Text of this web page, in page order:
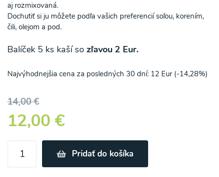
aj rozmixovaná.
Dochutiť si ju môžete podľa vašich preferencií soľou, korením,
čili, olejom a pod.
Balíček 5 ks kaší so zľavou 2 Eur.
Najvýhodnejšia cena za posledných 30 dní: 12 Eur (-14,28%)
14,00 €
12,00 €
Pridať do košíka